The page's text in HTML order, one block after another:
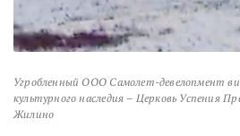
Угробленный ООО Самолет-девелопмент
культурного наследия – Церковь Успения
Жилино